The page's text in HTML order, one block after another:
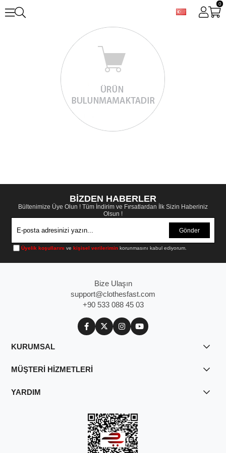
0
BİZDEN HABERLER
Bültenimize Üye Olun ! Tüm İndirim ve Fırsatlardan İlk Sizin Haberiniz
Olsun !
Gönder
Üyelik koşullarını vekişisel verilerimin korunmasını kabul ediyorum.
Bize Ulaşın
support@clothesfast.com
+90 533 088 45 03
KURUMSAL
MÜŞTERİ HİZMETLERİ
YARDIM